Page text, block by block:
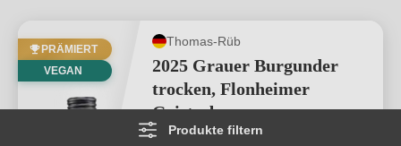
Produkte filtern
PRÄMIERT
VEGAN
Thomas-Rüb
2025 Grauer Burgunder
trocken, Flonheimer
Geisterberg
★ ★ ★★★
★
Durchschnittliche Bewertung von 4.89
145